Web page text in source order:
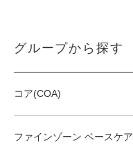
グループから探す
コア(COA)
ファインゾーン ベースケア